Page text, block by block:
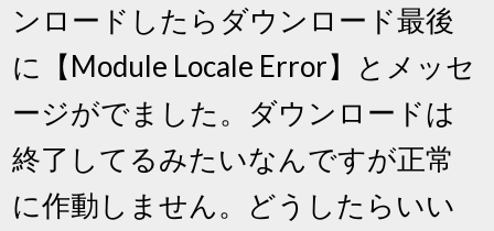
ンロードしたらダウンロード最後
に【Module Locale Error】とメッセ
ージがでました。ダウンロードは
終了してるみたいなんですが正常
に作動しません。どうしたらいい